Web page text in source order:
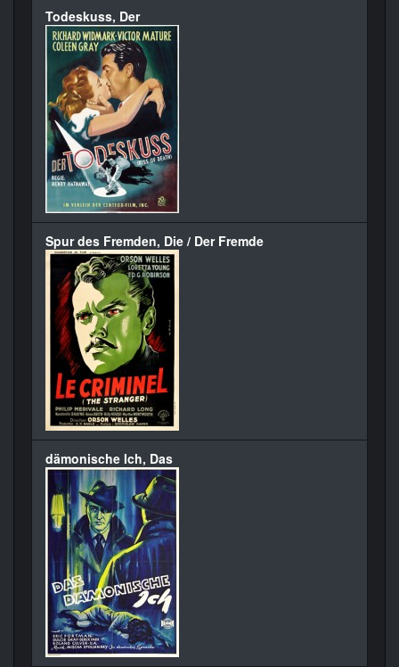
Todeskuss, Der
Spur des Fremden, Die / Der Fremde
dämonische Ich, Das